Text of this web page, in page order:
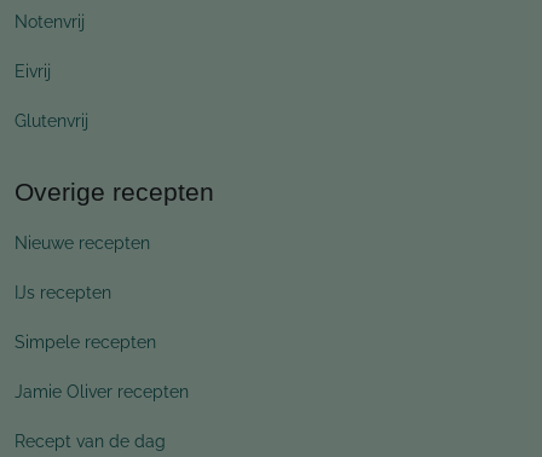
Notenvrij
Eivrij
Glutenvrij
Overige recepten
Nieuwe recepten
IJs recepten
Simpele recepten
Jamie Oliver recepten
Recept van de dag